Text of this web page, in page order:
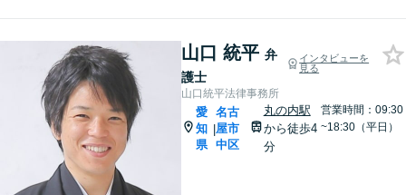
山口 統平 弁
護士
インタビューを
見る
山口統平法律事務所
愛
知
県
|
名古
屋市
中区
丸の内駅
から徒歩4
分
営業時間：09:30
~18:30（平日）